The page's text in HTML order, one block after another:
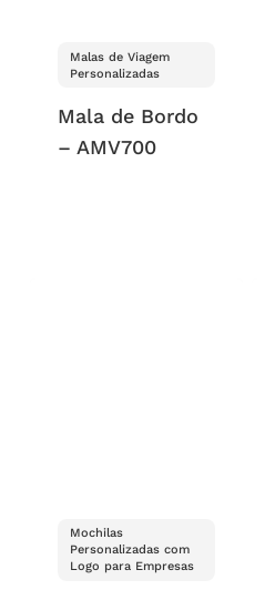
Malas de Viagem
Personalizadas
Mala de Bordo
– AMV700
Mochilas
Personalizadas com
Logo para Empresas